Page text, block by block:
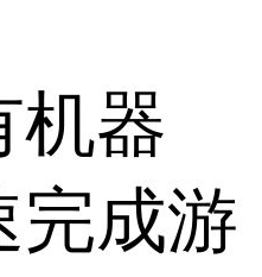
机器
完成游